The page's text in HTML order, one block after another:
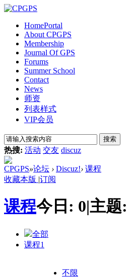
HomePortal
About CPGPS
Membership
Journal Of GPS
Forums
Summer School
Contact
News
师资
列表样式
VIP会员
搜索
热搜: 活动 交友 discuz
CPGPS»论坛 › Discuz!› 课程
收藏本版 |订阅
课程今日: 0|主题:
全部
课程1
不限